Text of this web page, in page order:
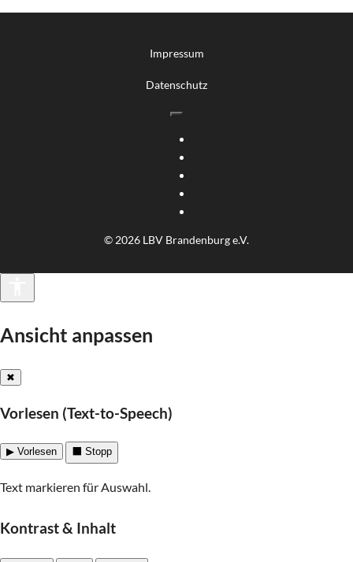
© 2026 LBV Brandenburg e.V.
Impressum
Datenschutz
Barrierefreiheit
Ansicht anpassen
✖
Vorlesen (Text-to-Speech)
▶ Vorlesen ⬛ Stopp
Text markieren für Auswahl.
Kontrast & Inhalt